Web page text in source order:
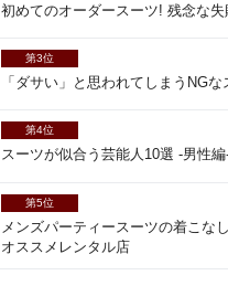
初めてのオーダースーツ! 残念な
第3位
「ダサい」と思われてしまうNG
第4位
スーツが似合う芸能人10選 -男性編
第5位
メンズパーティースーツの着こな
オススメレンタル店